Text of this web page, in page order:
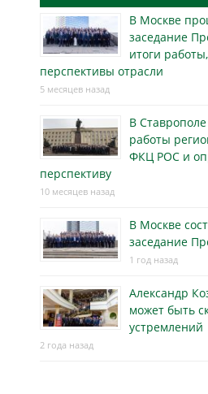
В Москве
заседание
итоги
перспективы отрасли
5 месяцев назад
В
работы
ФКЦ РОС и
перспективу
10 месяцев назад
В Москве
заседание
1 год назад
Александр
может быть
устремлений
2 года назад